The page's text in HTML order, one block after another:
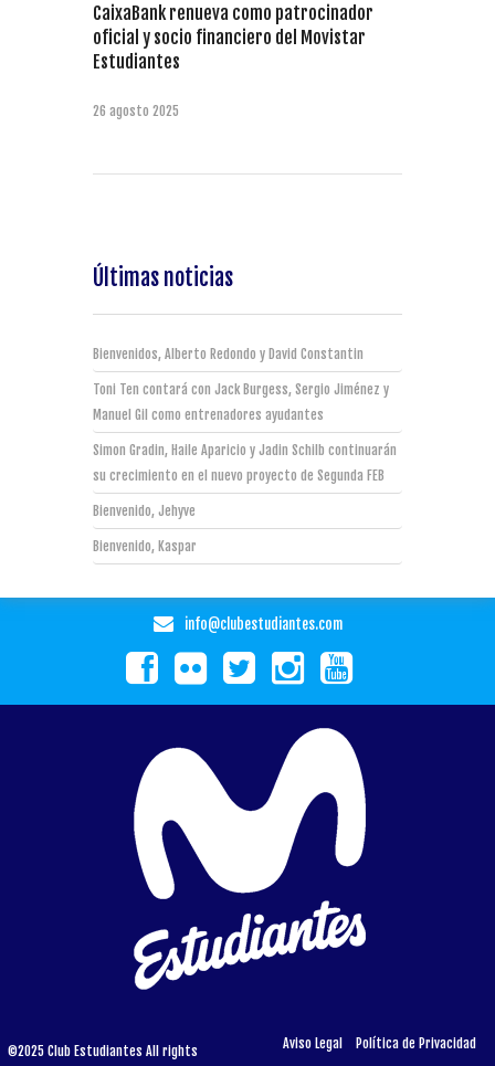
CaixaBank renueva como patrocinador
oficial y socio financiero del Movistar
Estudiantes
26 agosto 2025
Últimas noticias
Bienvenidos, Alberto Redondo y David Constantin
Toni Ten contará con Jack Burgess, Sergio Jiménez y
Manuel Gil como entrenadores ayudantes
Simon Gradin, Haile Aparicio y Jadin Schilb continuarán
su crecimiento en el nuevo proyecto de Segunda FEB
Bienvenido, Jehyve
Bienvenido, Kaspar
info@clubestudiantes.com
©2025 Club Estudiantes All rights Aviso Legal Política de Privacidad